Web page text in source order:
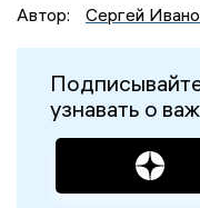
Автор:
Сергей
узнавать о